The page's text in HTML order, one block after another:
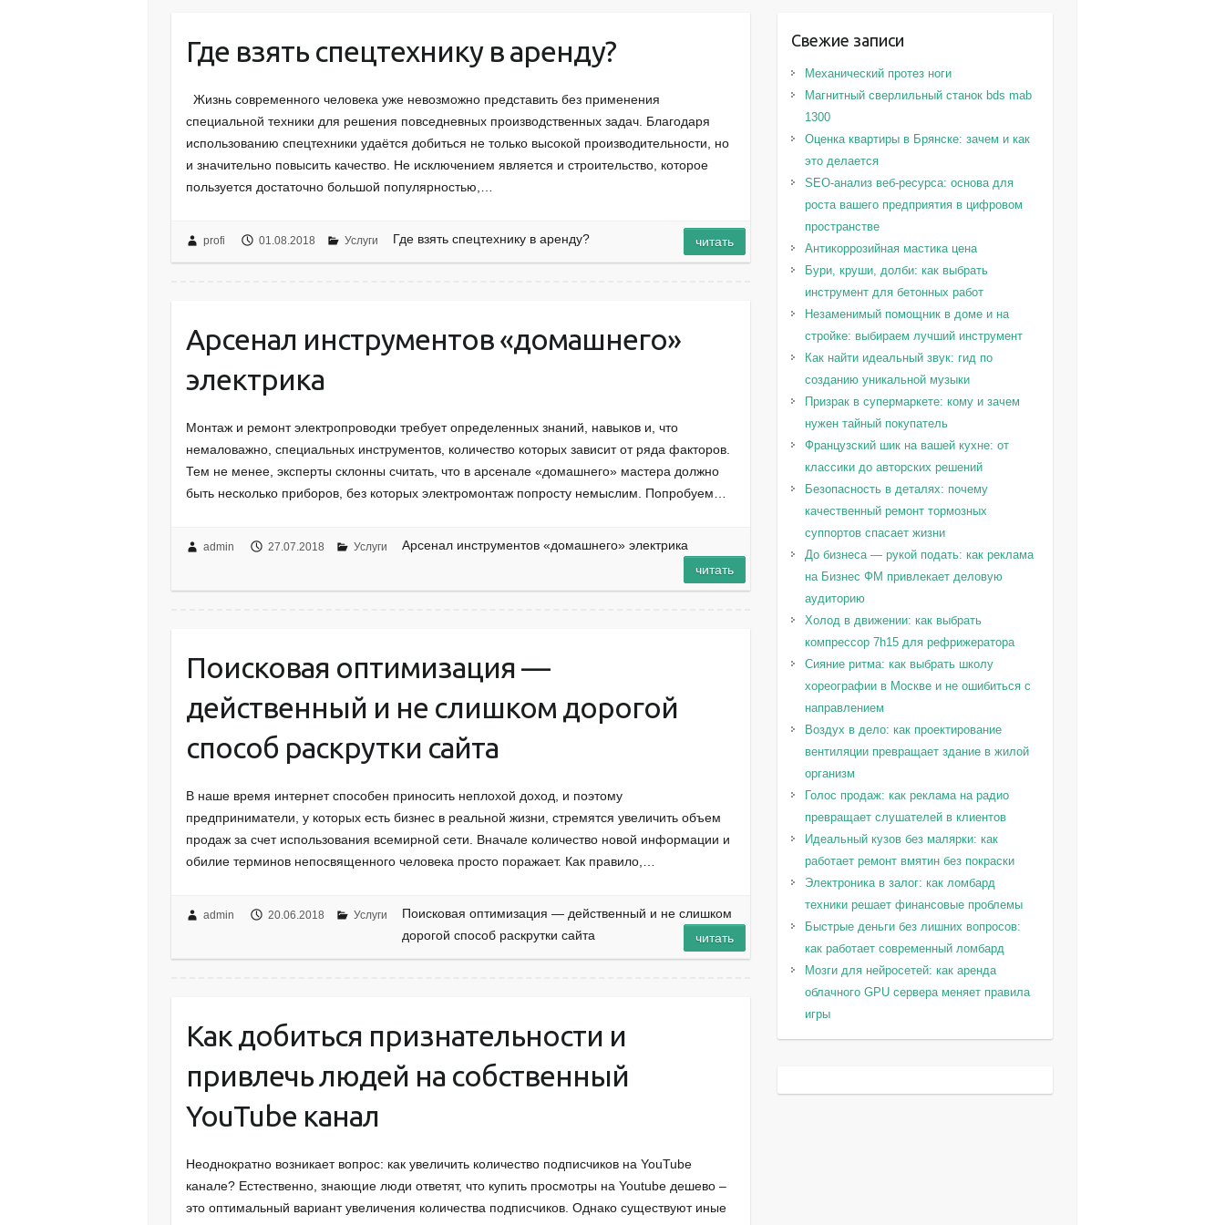
Где взять спецтехнику в аренду?
Жизнь современного человека уже невозможно представить без применения
специальной техники для решения повседневных производственных задач. Благодаря
использованию спецтехники удаётся добиться не только высокой производительности, но
и значительно повысить качество. Не исключением является и строительство, которое
пользуется достаточно большой популярностью,…
profi 01.08.2018 Услуги Где взять спецтехнику в аренду? читать
Арсенал инструментов «домашнего»
электрика
Монтаж и ремонт электропроводки требует определенных знаний, навыков и, что
немаловажно, специальных инструментов, количество которых зависит от ряда факторов.
Тем не менее, эксперты склонны считать, что в арсенале «домашнего» мастера должно
быть несколько приборов, без которых электромонтаж попросту немыслим. Попробуем…
admin 27.07.2018 Услуги
Арсенал инструментов «домашнего» электрика
читать
Поисковая оптимизация —
действенный и не слишком дорогой
способ раскрутки сайта
В наше время интернет способен приносить неплохой доход, и поэтому
предприниматели, у которых есть бизнес в реальной жизни, стремятся увеличить объем
продаж за счет использования всемирной сети. Вначале количество новой информации и
обилие терминов непосвященного человека просто поражает. Как правило,…
admin 20.06.2018 Услуги
Поисковая оптимизация — действенный и не слишком
дорогой способ раскрутки сайта
читать
Как добиться признательности и
привлечь людей на собственный
YouTube канал
Неоднократно возникает вопрос: как увеличить количество подписчиков на YouTube
канале? Естественно, знающие люди ответят, что купить просмотры на Youtube дешево –
это оптимальный вариант увеличения количества подписчиков. Однако существуют иные
Свежие записи
Механический протез ноги
Магнитный сверлильный станок bds mab
1300
Оценка квартиры в Брянске: зачем и как
это делается
SEO-анализ веб-ресурса: основа для
роста вашего предприятия в цифровом
пространстве
Антикоррозийная мастика цена
Бури, круши, долби: как выбрать
инструмент для бетонных работ
Незаменимый помощник в доме и на
стройке: выбираем лучший инструмент
Как найти идеальный звук: гид по
созданию уникальной музыки
Призрак в супермаркете: кому и зачем
нужен тайный покупатель
Французский шик на вашей кухне: от
классики до авторских решений
Безопасность в деталях: почему
качественный ремонт тормозных
суппортов спасает жизни
До бизнеса — рукой подать: как реклама
на Бизнес ФМ привлекает деловую
аудиторию
Холод в движении: как выбрать
компрессор 7h15 для рефрижератора
Сияние ритма: как выбрать школу
хореографии в Москве и не ошибиться с
направлением
Воздух в дело: как проектирование
вентиляции превращает здание в жилой
организм
Голос продаж: как реклама на радио
превращает слушателей в клиентов
Идеальный кузов без малярки: как
работает ремонт вмятин без покраски
Электроника в залог: как ломбард
техники решает финансовые проблемы
Быстрые деньги без лишних вопросов:
как работает современный ломбард
Мозги для нейросетей: как аренда
облачного GPU сервера меняет правила
игры